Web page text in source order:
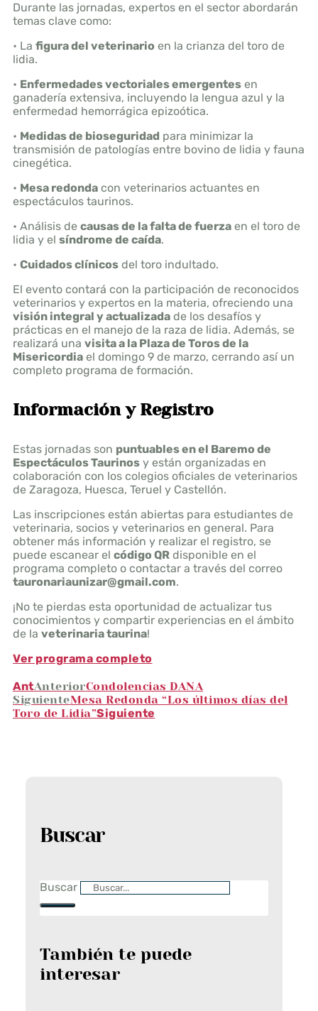
Durante las jornadas, expertos en el sector abordarán
temas clave como:
• La figura del veterinario en la crianza del toro de
lidia.
• Enfermedades vectoriales emergentes en
ganadería extensiva, incluyendo la lengua azul y la
enfermedad hemorrágica epizoótica.
• Medidas de bioseguridad para minimizar la
transmisión de patologías entre bovino de lidia y fauna
cinegética.
• Mesa redonda con veterinarios actuantes en
espectáculos taurinos.
• Análisis de causas de la falta de fuerza en el toro de
lidia y el síndrome de caída.
• Cuidados clínicos del toro indultado.
El evento contará con la participación de reconocidos
veterinarios y expertos en la materia, ofreciendo una
visión integral y actualizada de los desafíos y
prácticas en el manejo de la raza de lidia. Además, se
realizará una visita a la Plaza de Toros de la
Misericordia el domingo 9 de marzo, cerrando así un
completo programa de formación.
Información y Registro
Estas jornadas son puntuables en el Baremo de
Espectáculos Taurinos y están organizadas en
colaboración con los colegios oficiales de veterinarios
de Zaragoza, Huesca, Teruel y Castellón.
Las inscripciones están abiertas para estudiantes de
veterinaria, socios y veterinarios en general. Para
obtener más información y realizar el registro, se
puede escanear el código QR disponible en el
programa completo o contactar a través del correo
tauronariaunizar@gmail.com.
¡No te pierdas esta oportunidad de actualizar tus
conocimientos y compartir experiencias en el ámbito
de la veterinaria taurina!
Ver programa completo
AntAnteriorCondolencias DANA
SiguienteMesa Redonda “Los últimos días del
Toro de Lidia”Siguiente
Buscar
Buscar
También te puede
interesar